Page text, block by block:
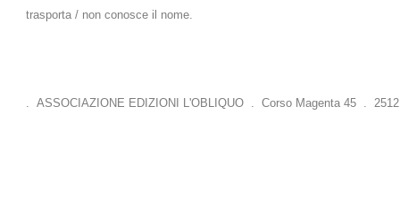
trasporta / non conosce il nome.
. ASSOCIAZIONE EDIZIONI L'OBLIQUO . Corso Magenta 45 .